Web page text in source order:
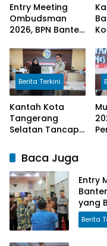
Entry Meeting
Ombudsman
2026, BPN Banten
Pelayanan Publik
yang Berkualitas
Bagi Masyarakat
Berita Terkini
Kantah Kota
Tangerang
Selatan Tancap
Program
Pengukuran
Terjadwal
Baca Juga
Entry
yang
Berita